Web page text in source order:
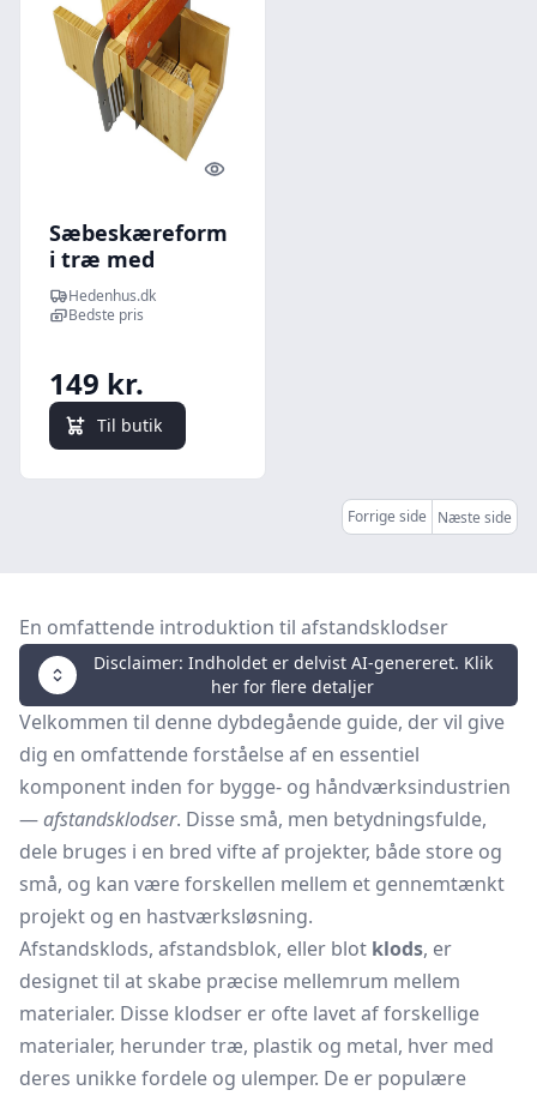
Quick look
Sæbeskæreform
i træ med
afstandsklods,
rustfri stålknive,
Hedenhus -
Bølget og lige
skærerblade
Hedenhus.dk
Bedste pris
149 kr.
Til butik
Forrige side Næste side
En omfattende introduktion til afstandsklodser
Disclaimer: Indholdet er delvist AI-genereret. Klik
her for flere detaljer
Velkommen til denne dybdegående guide, der vil give
dig en omfattende forståelse af en essentiel
komponent inden for bygge- og håndværksindustrien
—afstandsklodser. Disse små, men betydningsfulde,
dele bruges i en bred vifte af projekter, både store og
små, og kan være forskellen mellem et gennemtænkt
projekt og en hastværksløsning.
Afstandsklods, afstandsblok, eller blot klods, er
designet til at skabe præcise mellemrum mellem
materialer. Disse klodser er ofte lavet af forskellige
materialer, herunder træ, plastik og metal, hver med
deres unikke fordele og ulemper. De er populære